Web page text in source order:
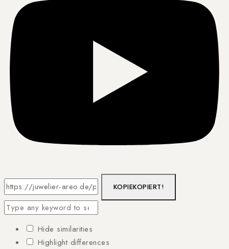
KOPIEKOPIERT!
Hide similarities
Highlight differences